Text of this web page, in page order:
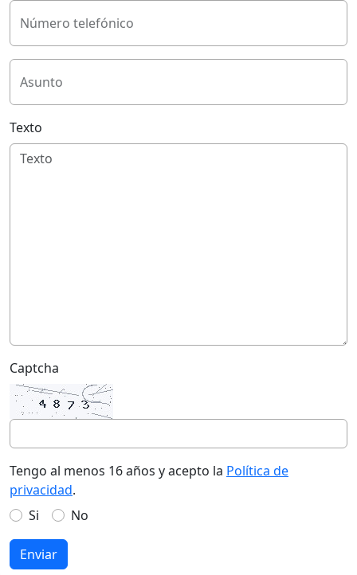
Número telefónico
Asunto
Texto
Captcha
Tengo al menos 16 años y acepto la Política de
privacidad.
Si
No
Enviar